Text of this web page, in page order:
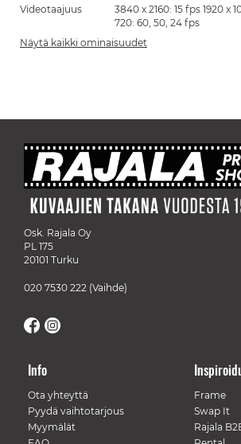
Videotaajuus
3840 x 2160: 15 fps 1920 x
720: 60, 50, 24 fps
Näytä kaikki ominaisuudet
Osk. Rajala Oy
PL 175
20101 Turku
020 7530 222 (Vaihde)
Info
Ota yhteyttä
Pyydä vaihtotarjous
Myymälät
Frame
Swap It
Rajala